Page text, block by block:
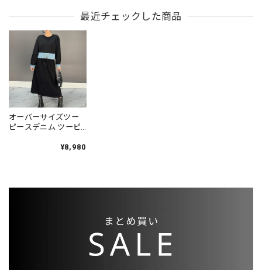
最近チェックした商品
オーバーサイズツー
ピースデニム ツーピ
¥8,980